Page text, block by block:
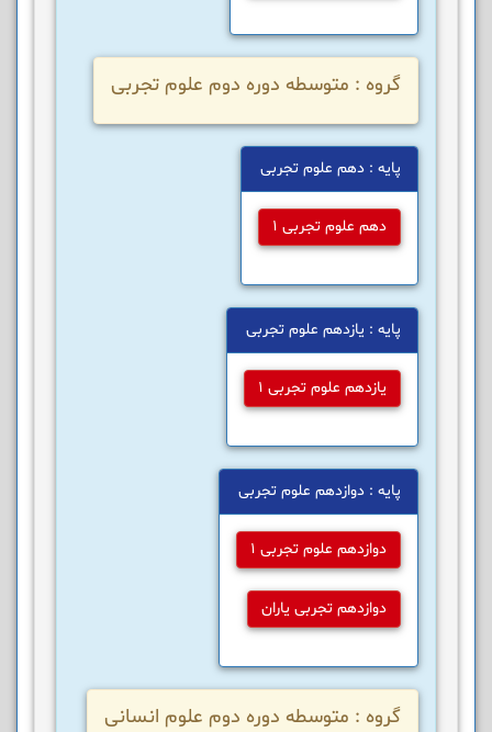
گروه : متوسطه دوره دوم علوم تجربی
پایه : دهم علوم تجربی
دهم علوم تجربی 1
پایه : یازدهم علوم تجربی
یازدهم علوم تجربی 1
پایه : دوازدهم علوم تجربی
دوازدهم علوم تجربی 1
دوازدهم تجربی یاران
گروه : متوسطه دوره دوم علوم انسانی